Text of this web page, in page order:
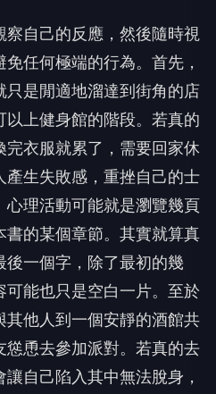
自己的反應，然後隨時視
任何極端的行為。首先，
只是閒適地溜達到街角的店
上健身館的階段。若真的
衣服就累了，需要回家休
產生失敗感，重挫自己的士
理活動可能就是瀏覽幾頁
的某個章節。其實就算真
後一個字，除了最初的幾
可能也只是空白一片。至於
他人到一個安靜的酒館共
恿去參加派對。若真的去
自己陷入其中無法脫身，